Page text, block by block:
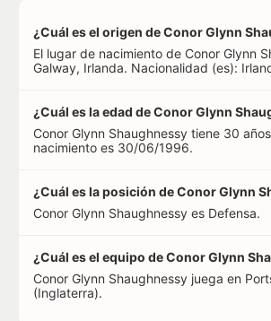
¿Cuál es el origen de Conor Glynn
El lugar de nacimiento de Conor Glynn
Galway, Irlanda. Nacionalidad (es):
¿Cuál es la edad de Conor Glynn
Conor Glynn Shaughnessy tiene 30
nacimiento es 30/06/1996.
¿Cuál es la posición de Conor Glynn
Conor Glynn Shaughnessy es Defensa.
¿Cuál es el equipo de Conor Glynn
Conor Glynn Shaughnessy juega en
(Inglaterra).